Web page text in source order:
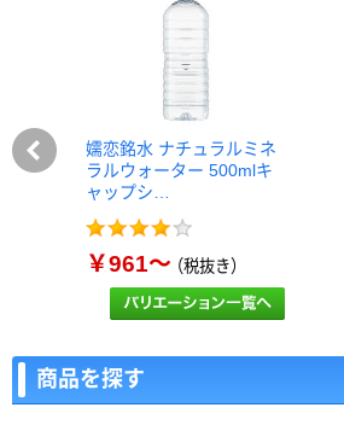
嬬恋銘水 ナチュラルミネ
ラルウォーター 500mlキ
ャップシ…
￥961～（税抜き）
商品を探す